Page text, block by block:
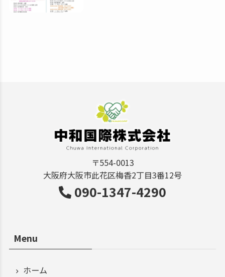
〒554-0013
大阪府大阪市此花区梅香2丁目3番12号
090-1347-4290
Menu
ホーム